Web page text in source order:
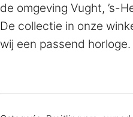
de omgeving Vught, ’s-
De collectie in onze
wij een passend horloge.